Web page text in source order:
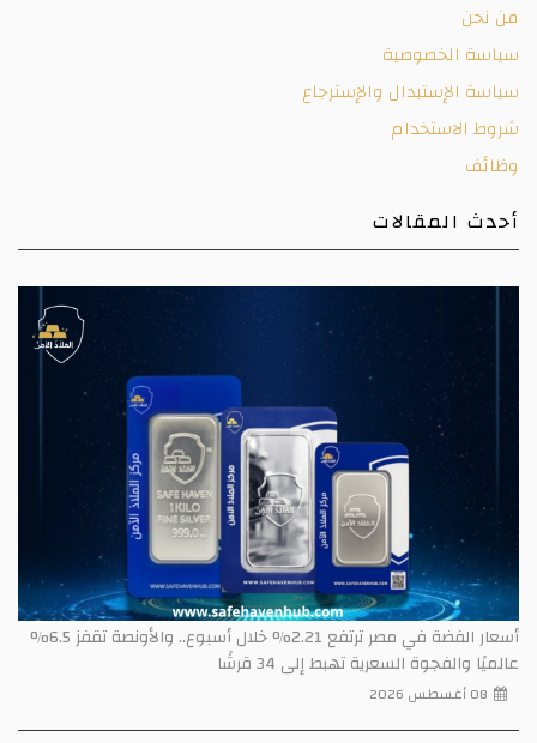
من نحن
سياسة الخصوصية
سياسة الإستبدال والإسترجاع
شروط الاستخدام
وظائف
أحدث المقالات
أسعار الفضة في مصر ترتفع 2.21% خلال أسبوع.. والأونصة تقفز 6.5%
عالميًا والفجوة السعرية تهبط إلى 34 قرشًا
08 أغسطس 2026